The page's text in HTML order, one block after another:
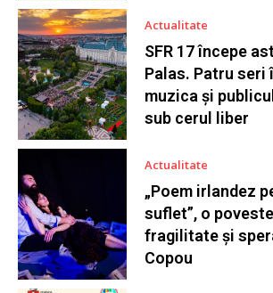
Actualitate
SFR 17 începe
Palas. Patru seri
muzica și
sub cerul liber
Actualitate
„Poem irlandez
suflet”, o
fragilitate și
Copou